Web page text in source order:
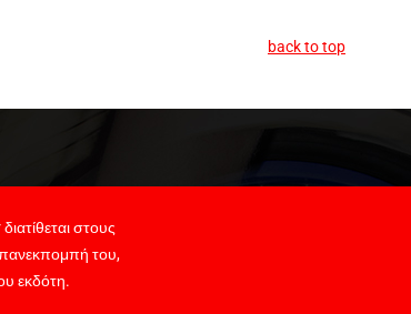
back to top
στους
του,
εκδότη.